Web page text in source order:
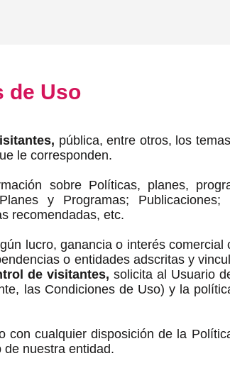
de Uso
pública, entre otros, los
le corresponden.
sobre Políticas, planes,
y Programas; Publicaciones;
recomendadas, etc.
lucro, ganancia o interés comercial
o entidades adscritas y
de visitantes, solicita al Usuario
las Condiciones de Uso) y la
cualquier disposición de la
nuestra entidad.